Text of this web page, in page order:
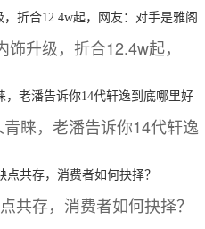
升级，折合12.4w起，
睐，老潘告诉你14代轩逸
共存，消费者如何抉择？